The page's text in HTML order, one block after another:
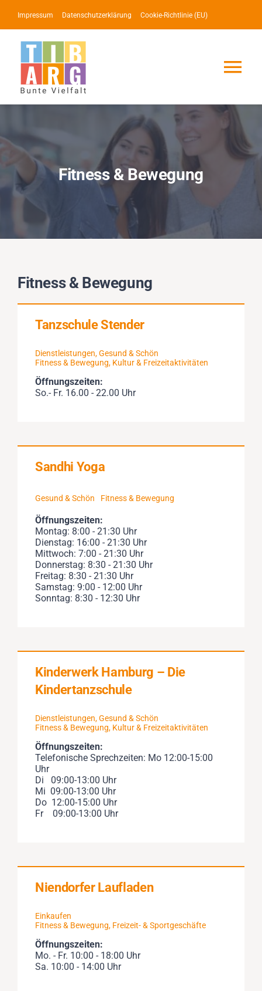
Inhalt
springen
Impressum Datenschutzerklärung Cookie-Richtlinie (EU)
Service
News
Über uns
NACH:
Fitness & Bewegung
Fitness & Bewegung
Tanzschule Stender
Dienstleistungen,Gesund & Schön
Fitness & Bewegung, Kultur & Freizeitaktivitäten
Öffnungszeiten:
So.- Fr. 16.00 - 22.00 Uhr
Sandhi Yoga
Gesund & Schön Fitness & Bewegung
Öffnungszeiten:
Montag: 8:00 - 21:30 Uhr
Dienstag: 16:00 - 21:30 Uhr
Mittwoch: 7:00 - 21:30 Uhr
Donnerstag: 8:30 - 21:30 Uhr
Freitag: 8:30 - 21:30 Uhr
Samstag: 9:00 - 12:00 Uhr
Sonntag: 8:30 - 12:30 Uhr
Kinderwerk Hamburg – Die
Kindertanzschule
Dienstleistungen,Gesund & Schön
Fitness & Bewegung, Kultur & Freizeitaktivitäten
Öffnungszeiten:
Telefonische Sprechzeiten: Mo 12:00-15:00
Uhr
Di 09:00-13:00 Uhr
Mi 09:00-13:00 Uhr
Do 12:00-15:00 Uhr
Fr 09:00-13:00 Uhr
Niendorfer Laufladen
Einkaufen
Fitness & Bewegung, Freizeit- & Sportgeschäfte
Öffnungszeiten:
Mo. - Fr. 10:00 - 18:00 Uhr
Sa. 10:00 - 14:00 Uhr